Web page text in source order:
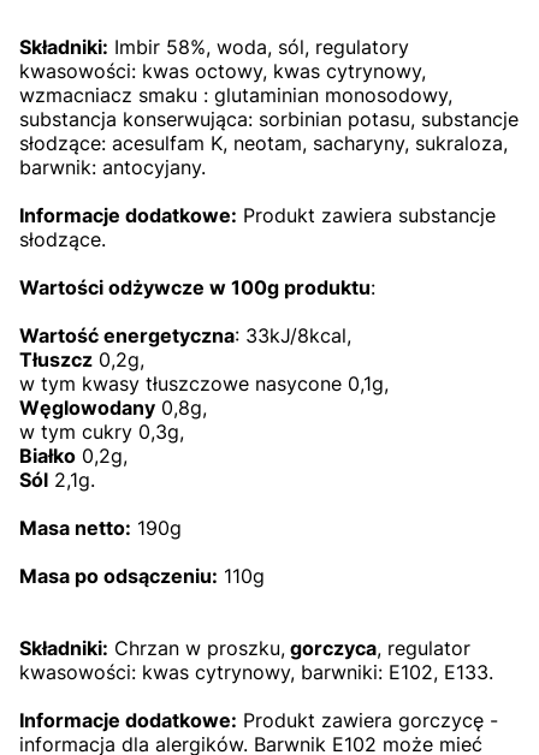
Składniki: Imbir 58%, woda, sól, regulatory
kwasowości: kwas octowy, kwas cytrynowy,
wzmacniacz smaku : glutaminian monosodowy,
substancja konserwująca: sorbinian potasu, substancje
słodzące: acesulfam K, neotam, sacharyny, sukraloza,
barwnik: antocyjany.
Informacje dodatkowe: Produkt zawiera substancje
słodzące.
Wartości odżywcze w 100g produktu:
Wartość energetyczna: 33kJ/8kcal,
Tłuszcz 0,2g,
w tym kwasy tłuszczowe nasycone 0,1g,
Węglowodany 0,8g,
w tym cukry 0,3g,
Białko 0,2g,
Sól 2,1g.
Masa netto: 190g
Masa po odsączeniu: 110g
Składniki: Chrzan w proszku, gorczyca, regulator
kwasowości: kwas cytrynowy, barwniki: E102, E133.
Informacje dodatkowe: Produkt zawiera gorczycę -
informacja dla alergików. Barwnik E102 może mieć